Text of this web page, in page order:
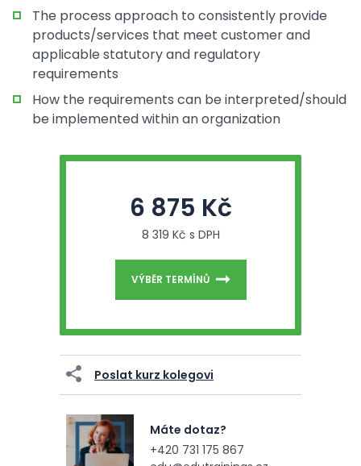
The process approach to consistently provide
products/services that meet customer and
applicable statutory and regulatory
requirements
How the requirements can be interpreted/should
be implemented within an organization
6 875 Kč
8 319 Kč s DPH
VÝBĚR TERMÍNŮ
Poslat kurz kolegovi
Máte dotaz?
+420 731 175 867